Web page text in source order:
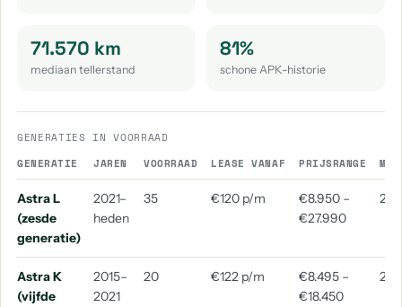
71.570 km
mediaan tellerstand
81%
schone APK-historie
GENERATIES IN VOORRAAD
GENERATIE
JAREN VOORRAAD LEASE VANAF PRIJSRANGE
Astra L
(zesde
generatie)
2021–
heden
35 €120 p/m
€8.950 –
€27.990
Astra K
(vijfde
2015–
2021
20 €122 p/m
€8.495 –
€18.450